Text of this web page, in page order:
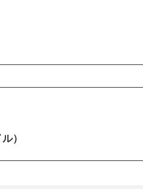
）